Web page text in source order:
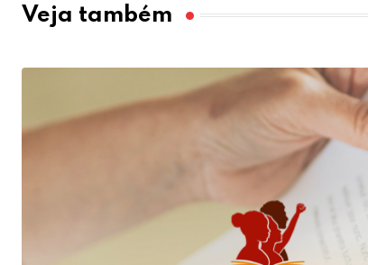
Veja também